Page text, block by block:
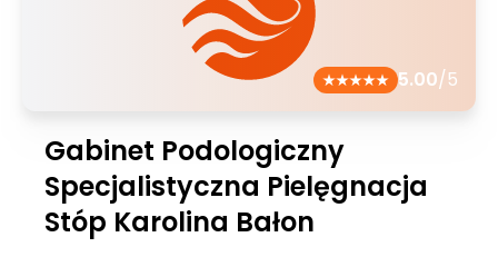
5.00/5
Gabinet Podologiczny
Specjalistyczna Pielęgnacja
Stóp Karolina Bałon